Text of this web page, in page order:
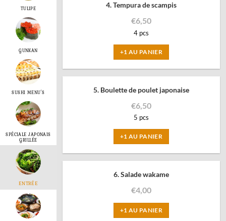
TULIPE
GUNKAN
SUSHI MENU'S
SPÉCIALE JAPONAIS
GRILLÉE
ENTRÉE
4. Tempura de scampis
€6,50
4 pcs
+1 AU PANIER
5. Boulette de poulet japonaise
€6,50
5 pcs
+1 AU PANIER
6. Salade wakame
€4,00
+1 AU PANIER